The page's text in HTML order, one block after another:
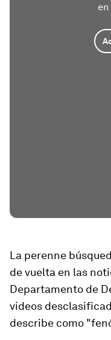
en
La perenne
de vuelta en las
Departamento de
videos
describe como